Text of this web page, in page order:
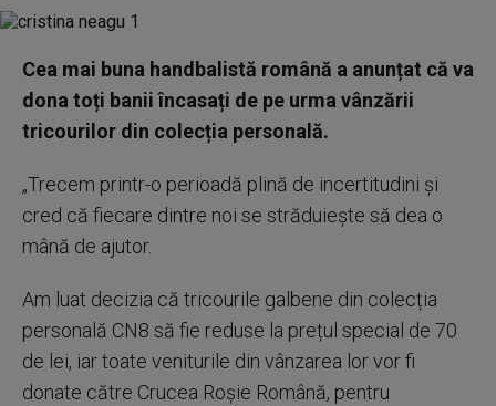
Cea mai buna handbalistă română a anunțat că va
dona toți banii încasați de pe urma vânzării
tricourilor din colecția personală.
„Trecem printr-o perioadă plină de incertitudini și
cred că fiecare dintre noi se străduiește să dea o
mână de ajutor.
Am luat decizia că tricourile galbene din colecția
personală CN8 să fie reduse la prețul special de 70
de lei, iar toate veniturile din vânzarea lor vor fi
donate către Crucea Roșie Română, pentru